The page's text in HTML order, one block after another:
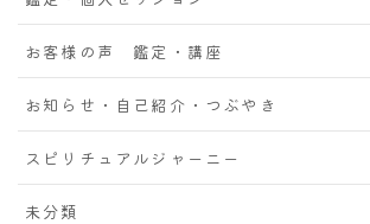
お客様の声 鑑定・講座
お知らせ・自己紹介・つぶやき
スピリチュアルジャーニー
未分類